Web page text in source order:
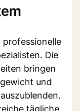
professionelle
Die
bringen
und
tägliche